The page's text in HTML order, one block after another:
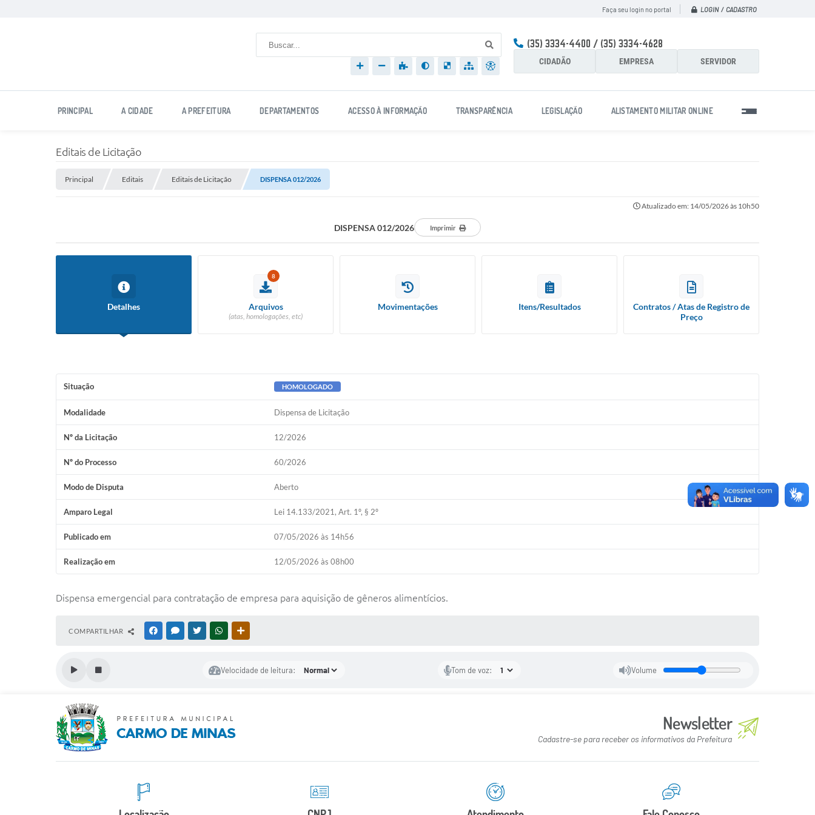
Faça seu login no portal LOGIN / CADASTRO
(35) 3334-4400 / (35) 3334-4628
CIDADÃO EMPRESA SERVIDOR
PRINCIPAL A CIDADE A PREFEITURA DEPARTAMENTOS ACESSO À INFORMAÇÃO TRANSPARÊNCIA LEGISLAÇÃO ALISTAMENTO MILITAR ONLINE
Editais de Licitação
Principal Editais Editais de Licitação DISPENSA 012/2026
Atualizado em: 14/05/2026 às 10h50
DISPENSA 012/2026 Imprimir
Detalhes
8
Arquivos
(atas, homologações, etc)
Movimentações Itens/Resultados
Contratos / Atas de Registro de
Preço
Situação HOMOLOGADO
Modalidade Dispensa de Licitação
Nº da Licitação 12/2026
Nº do Processo 60/2026
Modo de Disputa Aberto
Amparo Legal Lei 14.133/2021, Art. 1º, § 2º
Publicado em 07/05/2026 às 14h56
Realização em 12/05/2026 às 08h00
Dispensa emergencial para contratação de empresa para aquisição de gêneros alimentícios.
COMPARTILHAR FACEBOOKMESSENGER
TWITTERWHATSAPP
Velocidade de leitura: Tom de voz: Volume
Newsletter
Cadastre-se para receber os informativos da Prefeitura